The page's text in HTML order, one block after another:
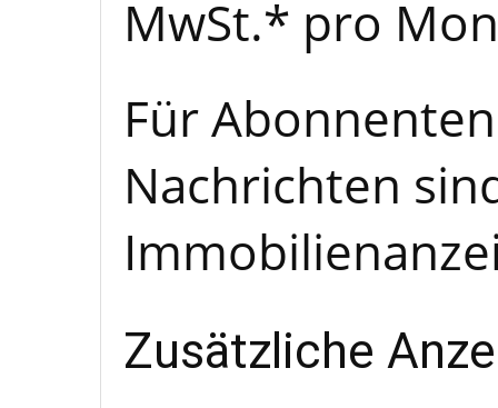
MwSt.* pro
Für
Nachrichten
Zusätzliche